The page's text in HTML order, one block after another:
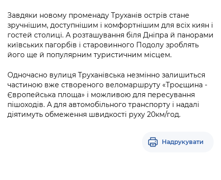
Завдяки новому променаду Труханів острів стане
зручнішим, доступнішим і комфортнішим для всіх киян і
гостей столиці. А розташування біля Дніпра й панорами
київських пагорбів і старовинного Подолу зроблять
його ще й популярним туристичним місцем.
Одночасно вулиця Труханівська незмінно залишиться
частиною вже створеного веломаршруту «Троєщина -
Європейська площа» і можливою для пересування
пішоходів. А для автомобільного транспорту і надалі
діятимуть обмеження швидкості руху 20км/год.
Надрукувати